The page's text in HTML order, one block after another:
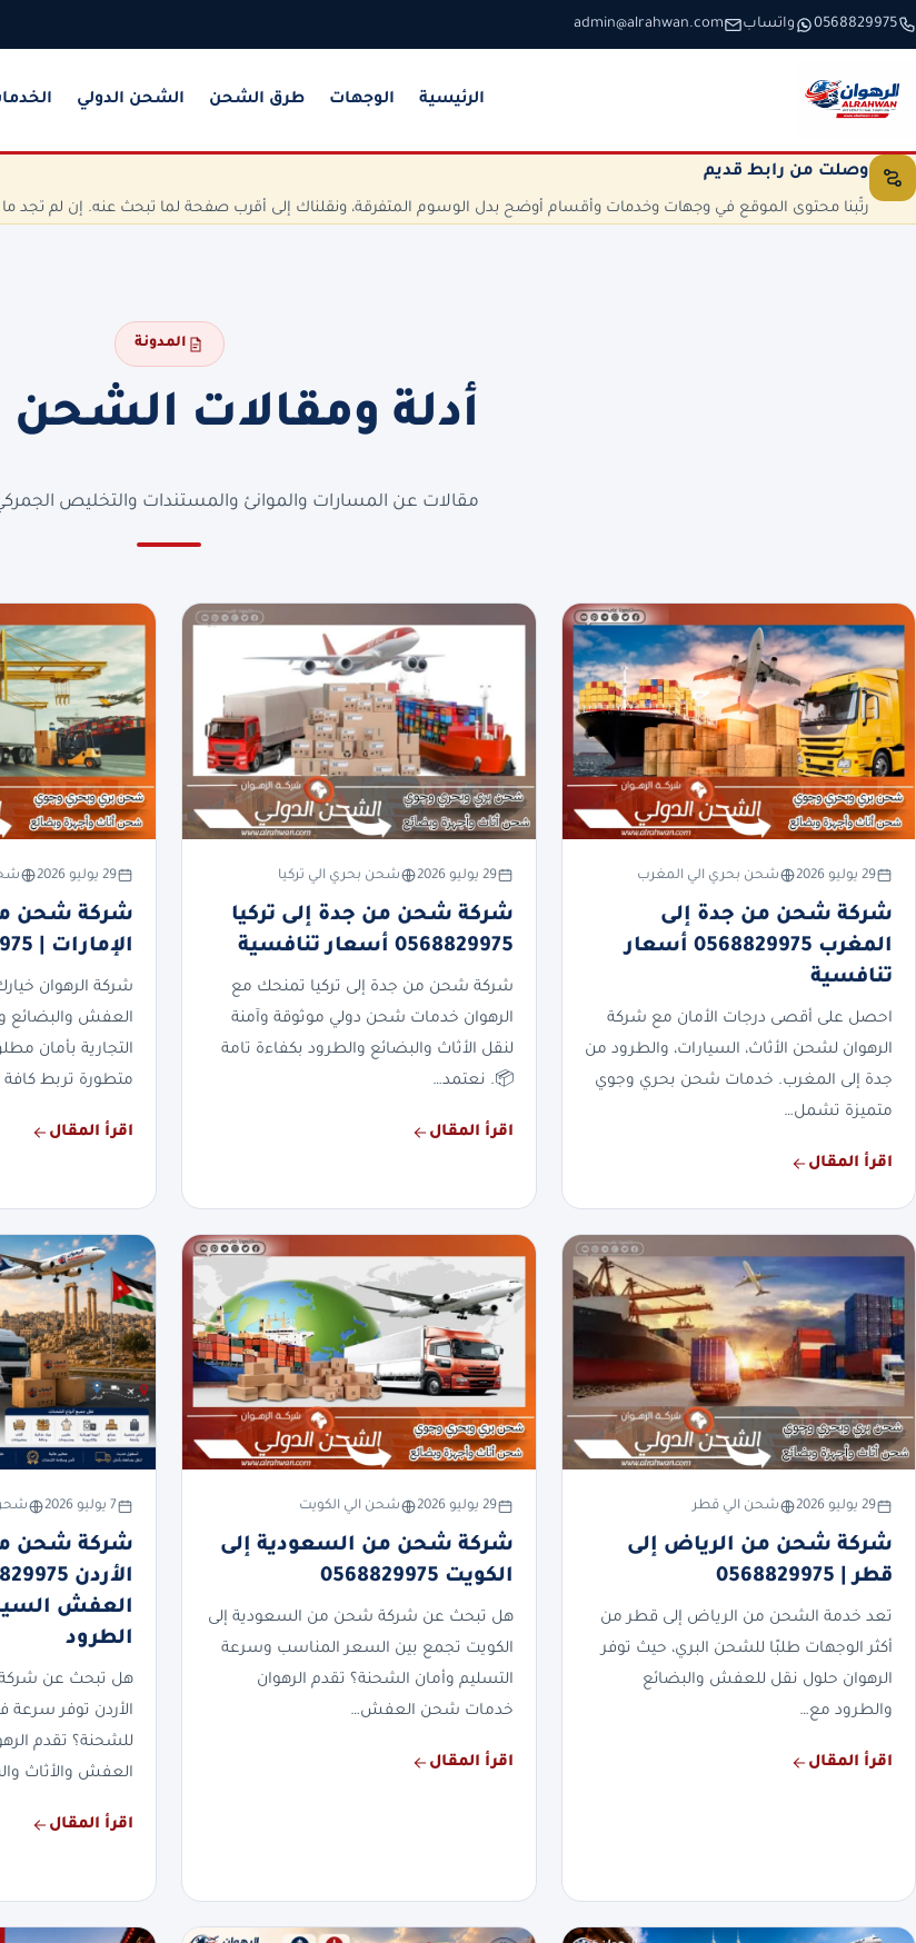
تخطَّ إلى المحتوى
0568829975 واتساب admin@alrahwan.com
الرئيسية الوجهات طرق الشحن الشحن الدولي
وصلت من رابط قديم
رتّبنا محتوى الموقع في وجهات وخدمات وأقسام أوضح بدل الوسوم المتفرقة، ونقلناك إلى أقرب صفحة لما تبحث عنه. إن لم تجد ما
المدونة
أدلة ومقالات الشحن
مقالات عن المسارات والموانئ والمستندات والتخليص
29 يوليو 2026 شحن بحري الي المغرب
شركة شحن من جدة إلى
المغرب 0568829975 أسعار
تنافسية
احصل على أقصى درجات الأمان مع شركة
الرهوان لشحن الأثاث، السيارات، والطرود من
جدة إلى المغرب. خدمات شحن بحري وجوي
متميزة تشمل…
اقرأ المقال
29 يوليو 2026 شحن بحري الي تركيا
شركة شحن من جدة إلى تركيا
0568829975 أسعار تنافسية
شركة شحن من جدة إلى تركيا تمنحك مع
الرهوان خدمات شحن دولي موثوقة وآمنة
لنقل الأثاث والبضائع والطرود بكفاءة تامة
📦. نعتمد…
اقرأ المقال
29 يوليو 2026
شركة شحن
الإمارات | 0568829975
شركة الرهوان
العفش والبضائع
التجارية بأمان
متطورة تربط كافة
اقرأ المقال
29 يوليو 2026 شحن الي قطر
شركة شحن من الرياض إلى
قطر | 0568829975
تعد خدمة الشحن من الرياض إلى قطر من
أكثر الوجهات طلبًا للشحن البري، حيث توفر
الرهوان حلول نقل للعفش والبضائع
والطرود مع…
اقرأ المقال
29 يوليو 2026 شحن الي الكويت
شركة شحن من السعودية إلى
الكويت 0568829975
هل تبحث عن شركة شحن من السعودية إلى
الكويت تجمع بين السعر المناسب وسرعة
التسليم وأمان الشحنة؟ تقدم الرهوان
خدمات شحن العفش…
اقرأ المقال
7 يوليو 2026 شحن
شركة شحن
العفش
الطرود
هل تبحث عن
الأردن توفر سرعة
للشحنة؟ تقدم
العفش والأثاث
اقرأ المقال